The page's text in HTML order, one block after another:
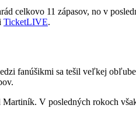
celkovo 11 zápasov, no v
TicketLIVE.
fanúšikmi sa tešil veľkej
V posledných rokoch